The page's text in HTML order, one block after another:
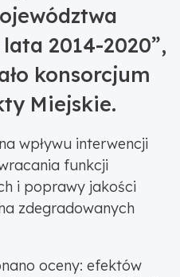
2014-2020”,
konsorcjum
Miejskie.
wpływu interwencji
funkcji
i poprawy jakości
zdegradowanych
oceny: efektów